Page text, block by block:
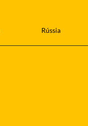
Rússia